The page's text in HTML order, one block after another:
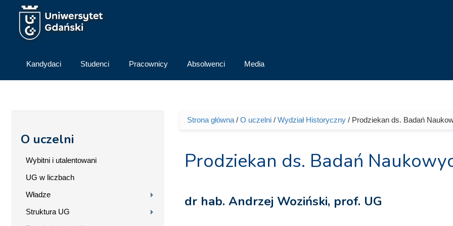
Przejdź do treści
Kandydaci Studenci Pracownicy Absolwenci Media
O uczelni
Wybitni i utalentowani
UG w liczbach
Władze
Struktura UG
Jesteś tutaj
Strona główna/ O uczelni/ Wydział Historyczny/ Prodziekan ds. Badań
Prodziekan ds. Badań
dr hab. Andrzej Woziński, prof. UG